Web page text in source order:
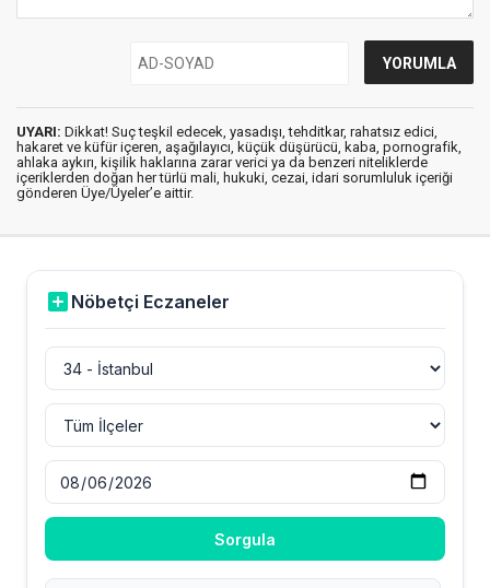
UYARI: Dikkat! Suç teşkil edecek, yasadışı, tehditkar, rahatsız edici,
hakaret ve küfür içeren, aşağılayıcı, küçük düşürücü, kaba, pornografik,
ahlaka aykırı, kişilik haklarına zarar verici ya da benzeri niteliklerde
içeriklerden doğan her türlü mali, hukuki, cezai, idari sorumluluk içeriği
gönderen Üye/Üyeler’e aittir.